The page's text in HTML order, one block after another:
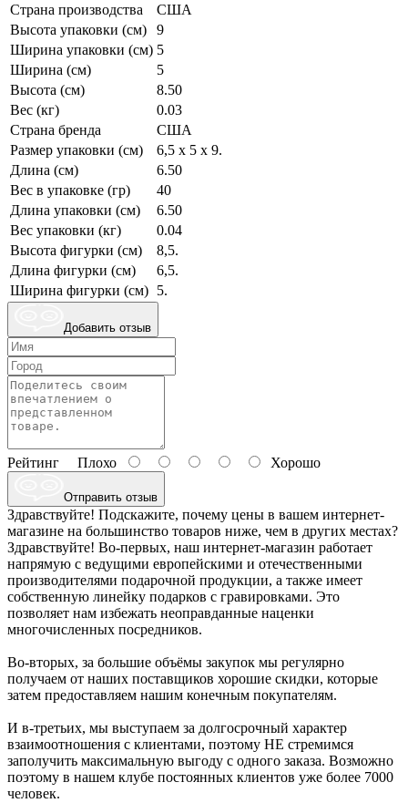
Страна производства
США
Высота упаковки (см)
9
Ширина упаковки (см) 5
Ширина (см)
5
Высота (см)
8.50
Вес (кг)
0.03
Страна бренда
США
Размер упаковки (см)
6,5 х 5 х 9.
Длина (см)
6.50
Вес в упаковке (гр)
40
Длина упаковки (см)
6.50
Вес упаковки (кг)
0.04
Высота фигурки (см)
8,5.
Длина фигурки (см)
6,5.
Ширина фигурки (см) 5.
Добавить отзыв
Рейтинг Плохо Хорошо
Отправить отзыв
Здравствуйте! Подскажите, почему цены в вашем интернет-
магазине на большинство товаров ниже, чем в других местах?
Здравствуйте! Во-первых, наш интернет-магазин работает
напрямую с ведущими европейскими и отечественными
производителями подарочной продукции, а также имеет
собственную линейку подарков с гравировками. Это
позволяет нам избежать неоправданные наценки
многочисленных посредников.
Во-вторых, за большие объёмы закупок мы регулярно
получаем от наших поставщиков хорошие скидки, которые
затем предоставляем нашим конечным покупателям.
И в-третьих, мы выступаем за долгосрочный характер
взаимоотношения с клиентами, поэтому НЕ стремимся
заполучить максимальную выгоду с одного заказа. Возможно
поэтому в нашем клубе постоянных клиентов уже более 7000
человек.